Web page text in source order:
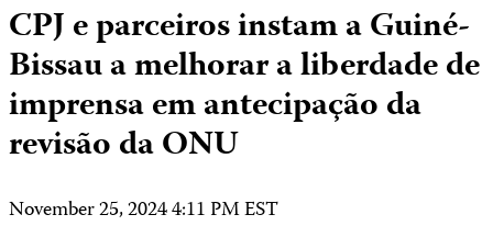
CPJ e parceiros instam a Guiné-
Bissau a melhorar a liberdade de
imprensa em antecipação da
revisão da ONU
November 25, 2024 4:11 PM EST